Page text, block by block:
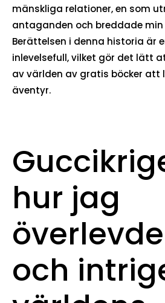
mänskliga relationer, en som
antaganden och breddade min
Berättelsen i denna historia är
inlevelsefull, vilket gör det lätt
av världen av gratis böcker att
äventyr.
hur jag
och